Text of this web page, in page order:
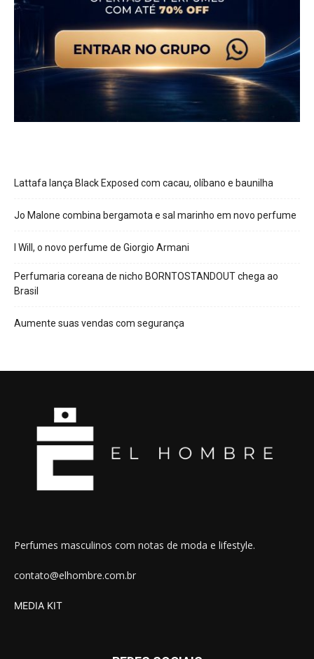
Lattafa lança Black Exposed com cacau, olíbano e baunilha
Jo Malone combina bergamota e sal marinho em novo perfume
I Will, o novo perfume de Giorgio Armani
Perfumaria coreana de nicho BORNTOSTANDOUT chega ao
Brasil
Aumente suas vendas com segurança
Perfumes masculinos com notas de moda e lifestyle.
contato@elhombre.com.br
MEDIA KIT